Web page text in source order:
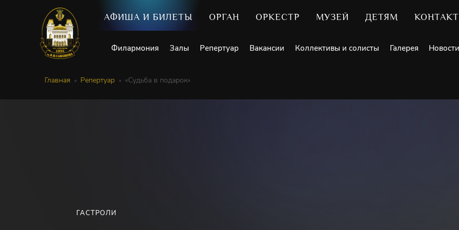
АФИША И БИЛЕТЫ ОРГАН ОРКЕСТР МУЗЕЙ ДЕТЯМ
Филармония Залы Репертуар Вакансии Коллективы и солисты Галерея Новости
Главная Репертуар «Судьба в подарок»
ГАСТРОЛИ